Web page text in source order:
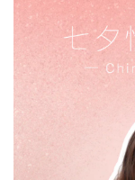
間分子鎖緊、瞬間
保護貼的優勢軍規
率。輕薄高透：不
擴散，保護效能更持
光，滿足不同需求
鋼化玻璃貼D3O 防
易碎瞬間吸震分散
薄、接近裸機手感